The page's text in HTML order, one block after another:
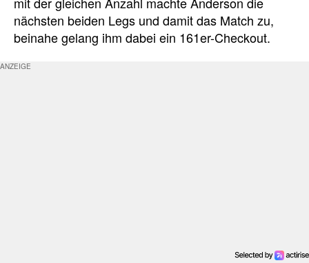
nächsten beiden Legs und damit das Match zu,
beinahe gelang ihm dabei ein 161er-Checkout.